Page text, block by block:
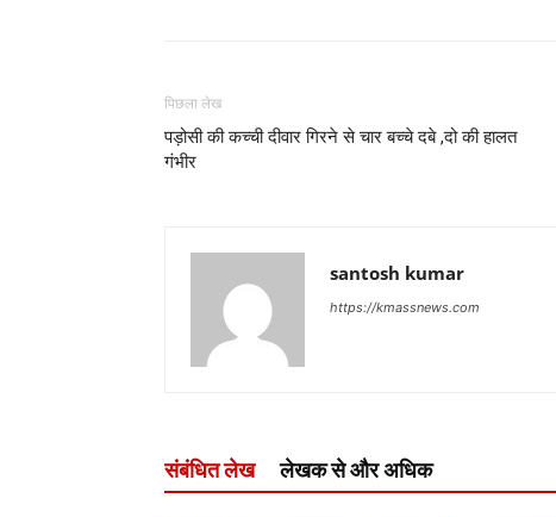
पिछला लेख
पड़ोसी की कच्ची दीवार गिरने से चार बच्चे दबे ,दो की हालत
गंभीर
santosh kumar
https://kmassnews.com
संबंधित लेख लेखक से और अधिक